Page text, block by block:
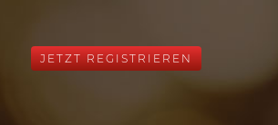
JETZT REGISTRIEREN